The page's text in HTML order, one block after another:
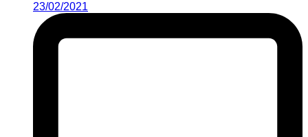
23/02/2021